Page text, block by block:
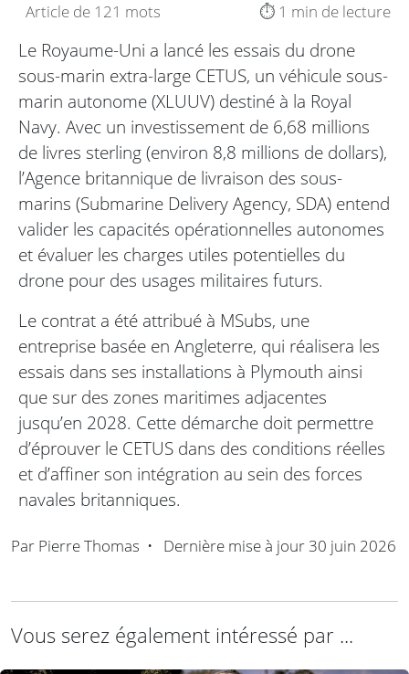
Article de 121 mots ⏱️ 1 min de lecture
Le Royaume-Uni a lancé les essais du drone
sous-marin extra-large CETUS, un véhicule sous-
marin autonome (XLUUV) destiné à la Royal
Navy. Avec un investissement de 6,68 millions
de livres sterling (environ 8,8 millions de dollars),
l’Agence britannique de livraison des sous-
marins (Submarine Delivery Agency, SDA) entend
valider les capacités opérationnelles autonomes
et évaluer les charges utiles potentielles du
drone pour des usages militaires futurs.
Le contrat a été attribué à MSubs, une
entreprise basée en Angleterre, qui réalisera les
essais dans ses installations à Plymouth ainsi
que sur des zones maritimes adjacentes
jusqu’en 2028. Cette démarche doit permettre
d’éprouver le CETUS dans des conditions réelles
et d’affiner son intégration au sein des forces
navales britanniques.
Par Pierre Thomas • Dernière mise à jour 30 juin 2026
Vous serez également intéressé par ...